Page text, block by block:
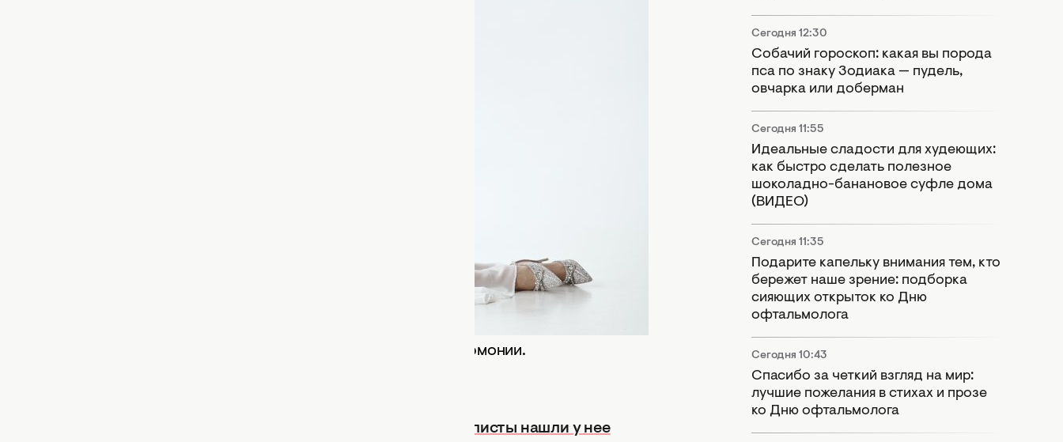
7 марта 2025 года украинский дизайнер Андре Тан представил
лимитированную коллекцию ANDRE TAN x INNA BELEN "Время любить себя" —
результат коллаборации с Инной Белень, победительницей 13-го сезона
повествует историю принятия, силы и внутренней гармонии.
Победительница "Холостяка" на тяжелом люксе: журналисты нашли у нее
Сегодня 12:30
Собачий гороскоп: какая вы порода
пса по знаку Зодиака — пудель,
овчарка или доберман
Сегодня 11:55
Идеальные сладости для худеющих:
как быстро сделать полезное
шоколадно-банановое суфле дома
(ВИДЕО)
Сегодня 11:35
Подарите капельку внимания тем, кто
бережет наше зрение: подборка
сияющих открыток ко Дню
офтальмолога
Сегодня 10:43
Спасибо за четкий взгляд на мир:
лучшие пожелания в стихах и прозе
ко Дню офтальмолога